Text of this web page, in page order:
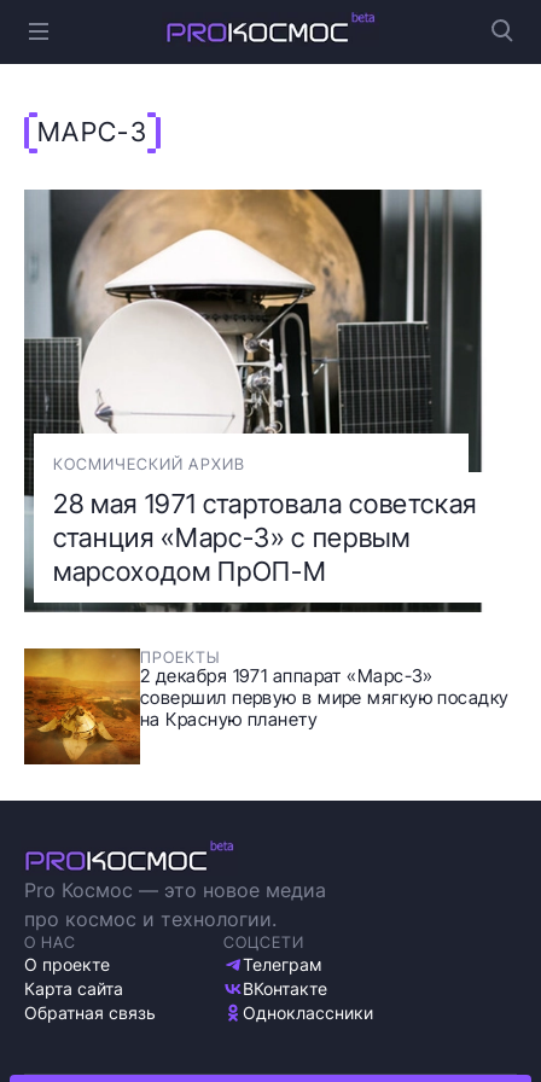
МАРС-3
КОСМИЧЕСКИЙ АРХИВ
28 мая 1971 стартовала советская
станция «Марс-3» с первым
марсоходом ПрОП-М
ПРОЕКТЫ
2 декабря 1971 аппарат «Марс-3»
совершил первую в мире мягкую посадку
на Красную планету
Pro Космос — это новое медиа
про космос и технологии.
О НАС
О проекте
Карта сайта
Обратная связь
СОЦСЕТИ
Телеграм
ВКонтакте
Одноклассники